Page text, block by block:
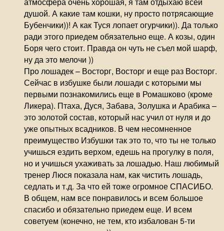
душой. А какие там кошки, ну просто потрясающие
Бубенчики))! А как Туся лопает огурчики)). Да только
ради этого приедем обязательно еще. А козы, один
Боря чего стоит. Правда он чуть не съел мой шарф,
ну да это мелочи ))
Про лошадек – Восторг, Восторг и еще раз Восторг.
Сейчас в избушке были лошади с которыми мы
первыми познакомились еще в Ромашково (кроме
Ликера). Птаха, Дуся, Забава, Золушка и Арабика –
это золотой состав, который нас учил от нуля и до
уже опытных всадников. В чем несомненное
преимущество Избушки так это то, что ты не только
учишься ездить верхом, едешь на прогулку в поля,
но и учишься ухаживать за лошадью. Наш любимый
тренер Люся показала нам, как чистить лошадь,
седлать и т.д. За что ей тоже огромное СПАСИБО.
В общем, нам все понравилось и всем большое
спасибо и обязательно приедем еще. И всем
советуем (конечно, не тем, кто избалован 5-ти